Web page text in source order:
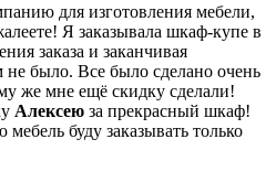
для изготовления мебели,
Я заказывала шкаф-купе в
заказа и заканчивая
было. Все было сделано очень
же мне ещё скидку сделали!
Алексею за прекрасный шкаф!
буду заказывать только